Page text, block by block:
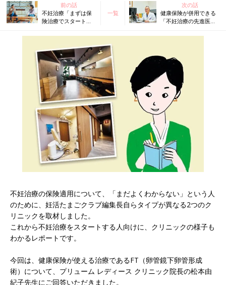
前の話
不妊治療「まずは保
険治療でスタート」
ナリスト対談
一覧
次の話
健康保険が併用できる
「不妊治療の先進医
に聞いてみた
不妊治療の保険適用について、「まだよくわからない」という人
のために、妊活たまごクラブ編集長自らタイプが異なる2つのク
リニックを取材しました。
これから不妊治療をスタートする人向けに、クリニックの様子も
わかるレポートです。
今回は、健康保険が使える治療であるFT（卵管鏡下卵管形成
術）について、プリューム レディース クリニック院長の松本由
紀子先生にご回答いただきました。